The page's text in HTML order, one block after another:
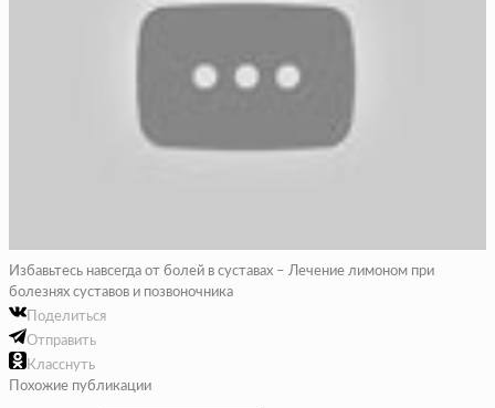
Избавьтесь навсегда от болей в суставах – Лечение лимоном при
болезнях суставов и позвоночника
Поделиться
Отправить
Класснуть
Похожие публикации